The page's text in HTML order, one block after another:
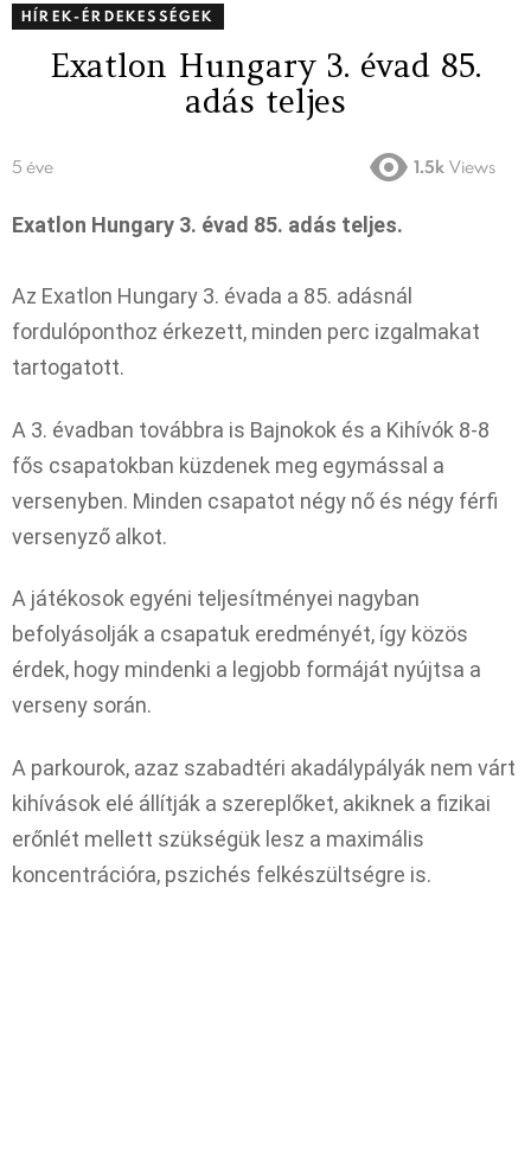
HÍREK-ÉRDEKESSÉGEK
Exatlon Hungary 3. évad 85.
adás teljes
5 éve 1.5k Views
Exatlon Hungary 3. évad 85. adás teljes.
Az Exatlon Hungary 3. évada a 85. adásnál
fordulóponthoz érkezett, minden perc izgalmakat
tartogatott.
A 3. évadban továbbra is Bajnokok és a Kihívók 8-8
fős csapatokban küzdenek meg egymással a
versenyben. Minden csapatot négy nő és négy férfi
versenyző alkot.
A játékosok egyéni teljesítményei nagyban
befolyásolják a csapatuk eredményét, így közös
érdek, hogy mindenki a legjobb formáját nyújtsa a
verseny során.
A parkourok, azaz szabadtéri akadálypályák nem várt
kihívások elé állítják a szereplőket, akiknek a fizikai
erőnlét mellett szükségük lesz a maximális
koncentrációra, pszichés felkészültségre is.